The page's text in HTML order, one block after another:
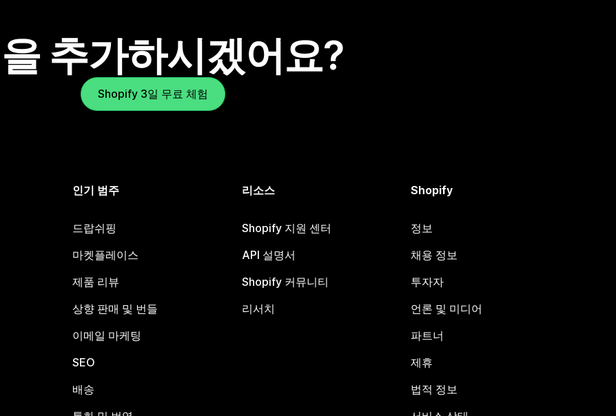
추가하시겠어요?
Shopify 3일 무료 체험
인기 범주
드랍쉬핑
마켓플레이스
제품 리뷰
상향 판매 및 번들
이메일 마케팅
SEO
배송
리소스
Shopify 지원 센터
API 설명서
Shopify 커뮤니티
리서치
Shopify
정보
채용 정보
투자자
언론 및 미디어
파트너
제휴
법적 정보